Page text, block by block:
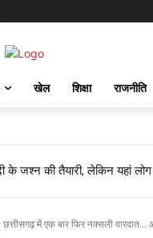
खेल शिक्षा राजनीति
के जश्न की तैयारी, लेकिन यहां लोग
छत्तीसगढ़ में एक बार फिर नक्सली